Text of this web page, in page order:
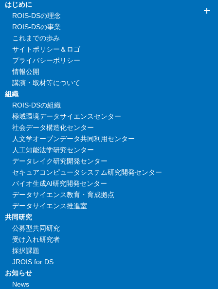
はじめに
ROIS-DSの理念
ROIS-DSの事業
これまでの歩み
サイトポリシー＆ロゴ
プライバシーポリシー
情報公開
講演・取材等について
組織
ROIS-DSの組織
極域環境データサイエンスセンター
社会データ構造化センター
人文学オープンデータ共同利用センター
人工知能法学研究センター
データレイク研究開発センター
セキュアコンピュータシステム研究開発センター
バイオ生成AI研究開発センター
データサイエンス教育・育成拠点
データサイエンス推進室
共同研究
公募型共同研究
受け入れ研究者
採択課題
JROIS for DS
お知らせ
News